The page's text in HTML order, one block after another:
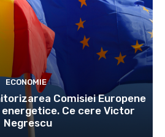
ECONOMIE
Comisiei Europene
Ce cere Victor
Negrescu